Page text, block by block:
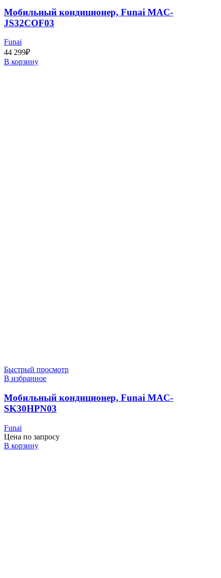
Мобильный кондиционер, Funai MAC-
JS32COF03
Funai
44 299₽
В корзину
Быстрый просмотр
В избранное
Мобильный кондиционер, Funai MAC-
SK30HPN03
Funai
Цена по запросу
В корзину